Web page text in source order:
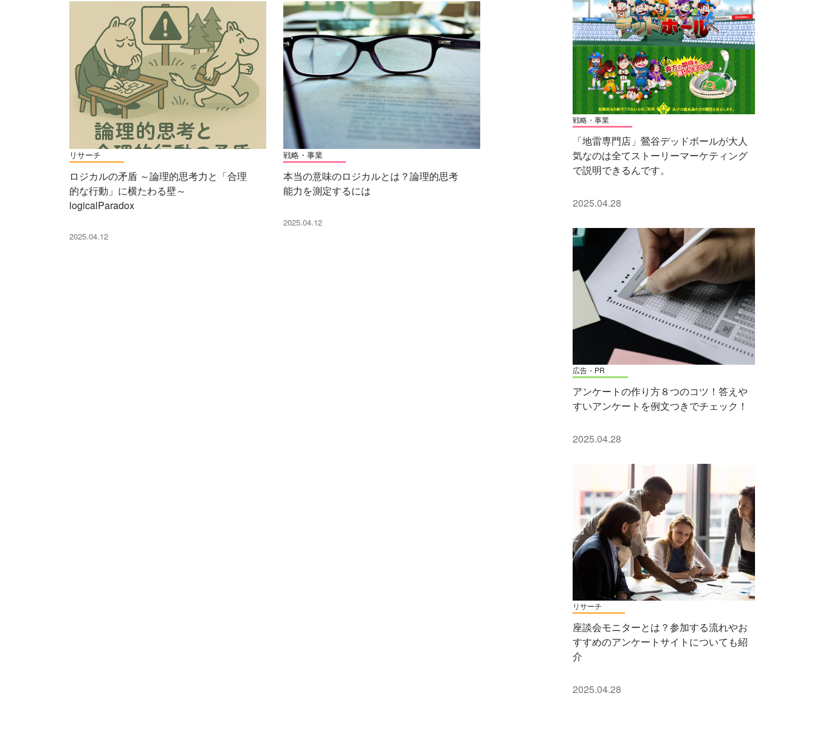
リサーチ
ロジカルの矛盾 ～論理的思考力と「合理
的な行動」に横たわる壁～
logicalParadox
2025.04.12
戦略・事業
本当の意味のロジカルとは？論理的思考
能力を測定するには
2025.04.12
戦略・事業
「地雷専門店」鶯谷デッドボールが大人
気なのは全てストーリーマーケティング
で説明できるんです。
2025.04.28
広告・PR
アンケートの作り方８つのコツ！答えや
すいアンケートを例文つきでチェック！
2025.04.28
リサーチ
座談会モニターとは？参加する流れやお
すすめのアンケートサイトについても紹
介
2025.04.28